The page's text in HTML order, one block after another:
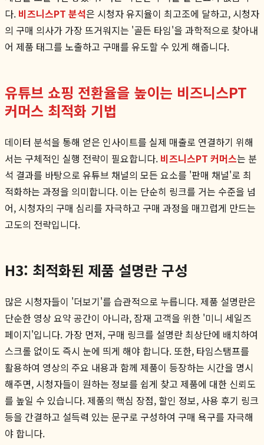
다. 비즈니스PT 분석은 시청자 유지율이 최고조에 달하고, 시청자
의 구매 의사가 가장 뜨거워지는 '골든 타임'을 과학적으로 찾아내
어 제품 태그를 노출하고 구매를 유도할 수 있게 해줍니다.
유튜브 쇼핑 전환율을 높이는 비즈니스PT
커머스 최적화 기법
데이터 분석을 통해 얻은 인사이트를 실제 매출로 연결하기 위해
서는 구체적인 실행 전략이 필요합니다. 비즈니스PT 커머스는 분
석 결과를 바탕으로 유튜브 채널의 모든 요소를 '판매 채널'로 최
적화하는 과정을 의미합니다. 이는 단순히 링크를 거는 수준을 넘
어, 시청자의 구매 심리를 자극하고 구매 과정을 매끄럽게 만드는
고도의 전략입니다.
H3: 최적화된 제품 설명란 구성
많은 시청자들이 '더보기'를 습관적으로 누릅니다. 제품 설명란은
단순한 영상 요약 공간이 아니라, 잠재 고객을 위한 '미니 세일즈
페이지'입니다. 가장 먼저, 구매 링크를 설명란 최상단에 배치하여
스크롤 없이도 즉시 눈에 띄게 해야 합니다. 또한, 타임스탬프를
활용하여 영상의 주요 내용과 함께 제품이 등장하는 시간을 명시
해주면, 시청자들이 원하는 정보를 쉽게 찾고 제품에 대한 신뢰도
를 높일 수 있습니다. 제품의 핵심 장점, 할인 정보, 사용 후기 링크
등을 간결하고 설득력 있는 문구로 구성하여 구매 욕구를 자극해
야 합니다.